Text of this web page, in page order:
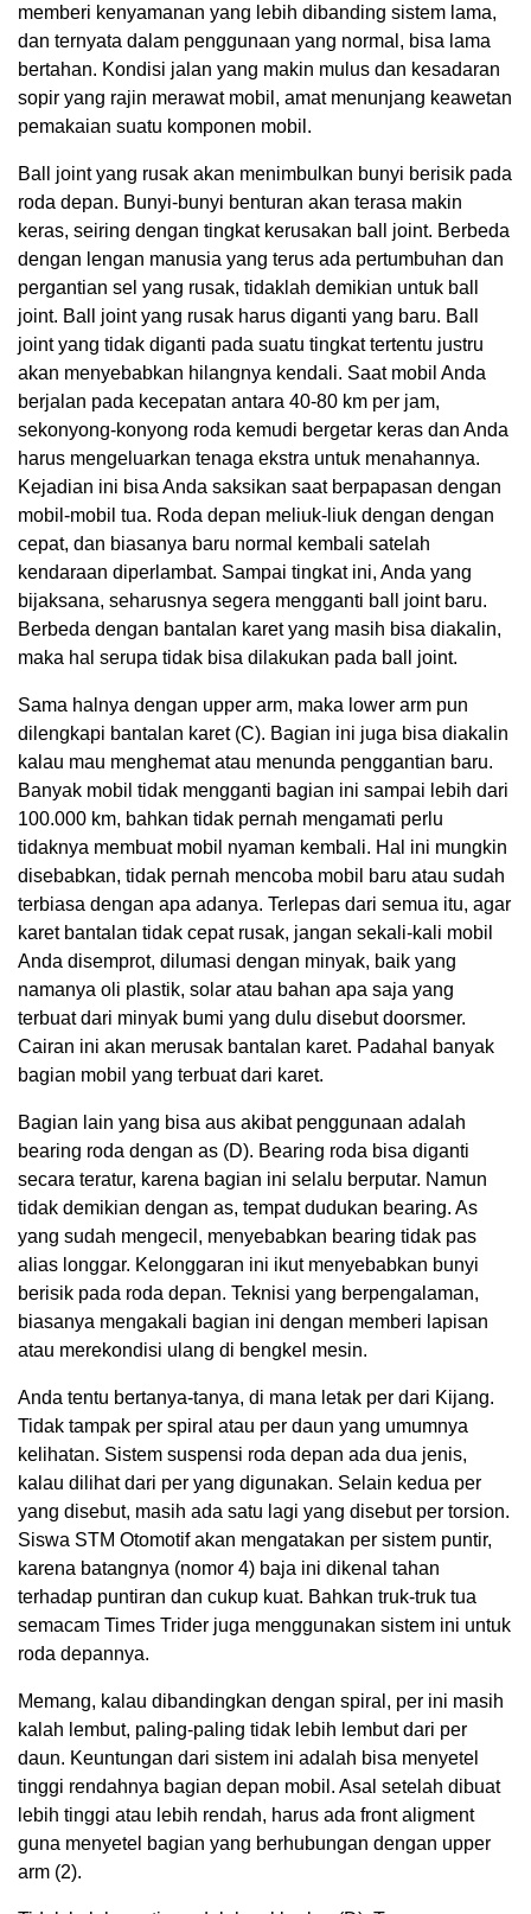
memberi kenyamanan yang lebih dibanding sistem lama,
dan ternyata dalam penggunaan yang normal, bisa lama
bertahan. Kondisi jalan yang makin mulus dan kesadaran
sopir yang rajin merawat mobil, amat menunjang keawetan
pemakaian suatu komponen mobil.
Ball joint yang rusak akan menimbulkan bunyi berisik pada
roda depan. Bunyi-bunyi benturan akan terasa makin
keras, seiring dengan tingkat kerusakan ball joint. Berbeda
dengan lengan manusia yang terus ada pertumbuhan dan
pergantian sel yang rusak, tidaklah demikian untuk ball
joint. Ball joint yang rusak harus diganti yang baru. Ball
joint yang tidak diganti pada suatu tingkat tertentu justru
akan menyebabkan hilangnya kendali. Saat mobil Anda
berjalan pada kecepatan antara 40-80 km per jam,
sekonyong-konyong roda kemudi bergetar keras dan Anda
harus mengeluarkan tenaga ekstra untuk menahannya.
Kejadian ini bisa Anda saksikan saat berpapasan dengan
mobil-mobil tua. Roda depan meliuk-liuk dengan dengan
cepat, dan biasanya baru normal kembali satelah
kendaraan diperlambat. Sampai tingkat ini, Anda yang
bijaksana, seharusnya segera mengganti ball joint baru.
Berbeda dengan bantalan karet yang masih bisa diakalin,
maka hal serupa tidak bisa dilakukan pada ball joint.
Sama halnya dengan upper arm, maka lower arm pun
dilengkapi bantalan karet (C). Bagian ini juga bisa diakalin
kalau mau menghemat atau menunda penggantian baru.
Banyak mobil tidak mengganti bagian ini sampai lebih dari
100.000 km, bahkan tidak pernah mengamati perlu
tidaknya membuat mobil nyaman kembali. Hal ini mungkin
disebabkan, tidak pernah mencoba mobil baru atau sudah
terbiasa dengan apa adanya. Terlepas dari semua itu, agar
karet bantalan tidak cepat rusak, jangan sekali-kali mobil
Anda disemprot, dilumasi dengan minyak, baik yang
namanya oli plastik, solar atau bahan apa saja yang
terbuat dari minyak bumi yang dulu disebut doorsmer.
Cairan ini akan merusak bantalan karet. Padahal banyak
bagian mobil yang terbuat dari karet.
Bagian lain yang bisa aus akibat penggunaan adalah
bearing roda dengan as (D). Bearing roda bisa diganti
secara teratur, karena bagian ini selalu berputar. Namun
tidak demikian dengan as, tempat dudukan bearing. As
yang sudah mengecil, menyebabkan bearing tidak pas
alias longgar. Kelonggaran ini ikut menyebabkan bunyi
berisik pada roda depan. Teknisi yang berpengalaman,
biasanya mengakali bagian ini dengan memberi lapisan
atau merekondisi ulang di bengkel mesin.
Anda tentu bertanya-tanya, di mana letak per dari Kijang.
Tidak tampak per spiral atau per daun yang umumnya
kelihatan. Sistem suspensi roda depan ada dua jenis,
kalau dilihat dari per yang digunakan. Selain kedua per
yang disebut, masih ada satu lagi yang disebut per torsion.
Siswa STM Otomotif akan mengatakan per sistem puntir,
karena batangnya (nomor 4) baja ini dikenal tahan
terhadap puntiran dan cukup kuat. Bahkan truk-truk tua
semacam Times Trider juga menggunakan sistem ini untuk
roda depannya.
Memang, kalau dibandingkan dengan spiral, per ini masih
kalah lembut, paling-paling tidak lebih lembut dari per
daun. Keuntungan dari sistem ini adalah bisa menyetel
tinggi rendahnya bagian depan mobil. Asal setelah dibuat
lebih tinggi atau lebih rendah, harus ada front aligment
guna menyetel bagian yang berhubungan dengan upper
arm (2).